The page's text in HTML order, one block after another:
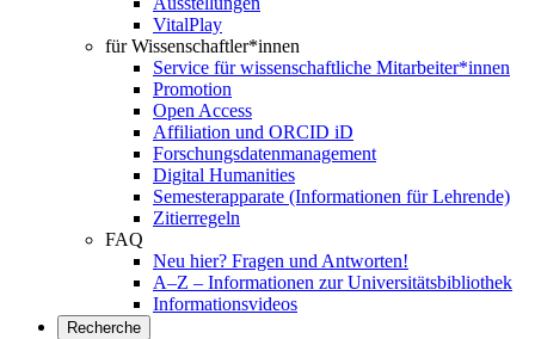
VitalPlay
für Wissenschaftler*innen
Service für wissenschaftliche Mitarbeiter*innen
Promotion
Open Access
Affiliation und ORCID iD
Forschungsdatenmanagement
Digital Humanities
Semesterapparate (Informationen für Lehrende)
Zitierregeln
FAQ
Neu hier? Fragen und Antworten!
A–Z – Informationen zur Universitätsbibliothek
Informationsvideos
Recherche